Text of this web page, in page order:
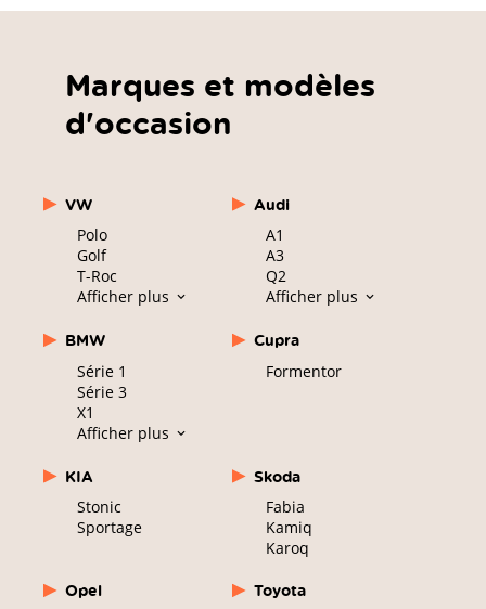
Marques et modèles
d'occasion
VW
Polo
Golf
T-Roc
Afficher plus
Audi
A1
A3
Q2
Afficher plus
BMW
Série 1
Série 3
X1
Afficher plus
Cupra
Formentor
KIA
Stonic
Sportage
Skoda
Fabia
Kamiq
Karoq
Opel
Toyota